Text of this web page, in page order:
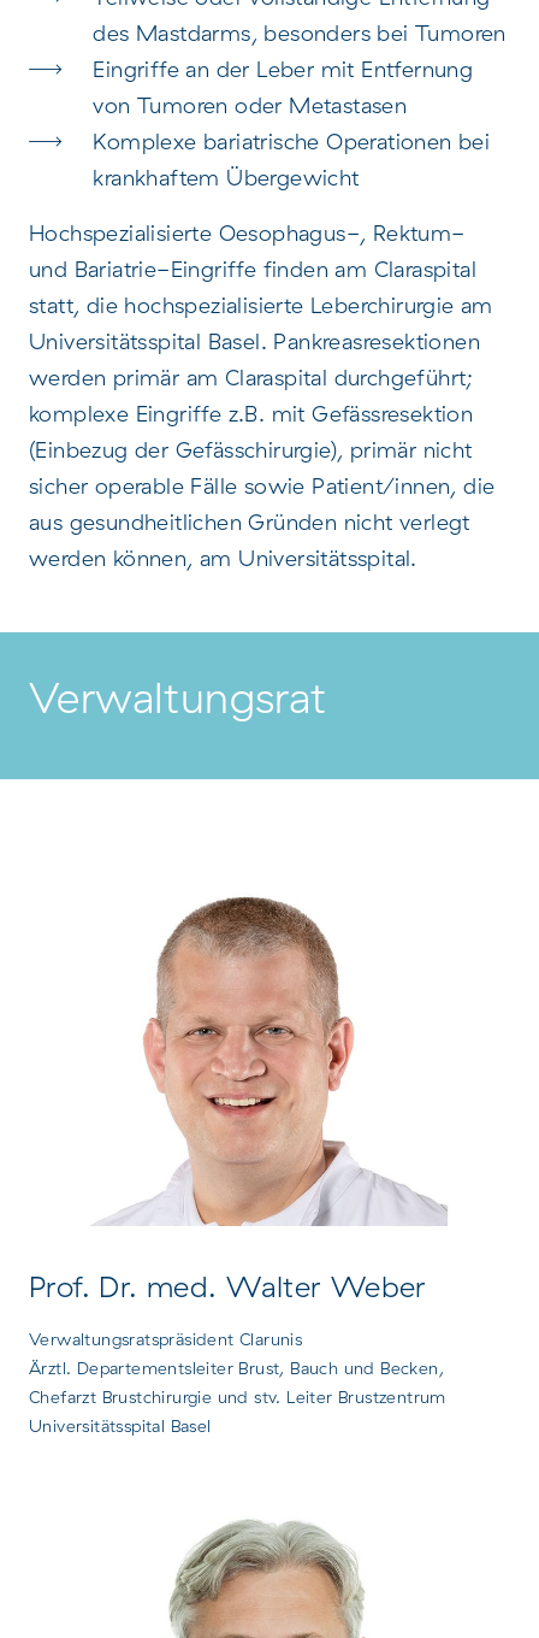
des Mastdarms, besonders bei Tumoren
Eingriffe an der Leber mit Entfernung
von Tumoren oder Metastasen
Komplexe bariatrische Operationen bei
krankhaftem Übergewicht
Hochspezialisierte Oesophagus-, Rektum-
und Bariatrie-Eingriffe finden am Claraspital
statt, die hochspezialisierte Leberchirurgie am
Universitätsspital Basel. Pankreasresektionen
werden primär am Claraspital durchgeführt;
komplexe Eingriffe z.B. mit Gefässresektion
(Einbezug der Gefässchirurgie), primär nicht
sicher operable Fälle sowie Patient/innen, die
aus gesundheitlichen Gründen nicht verlegt
werden können, am Universitätsspital.
Verwaltungsrat
Prof. Dr. med. Walter Weber
Verwaltungsratspräsident Clarunis
Ärztl. Departementsleiter Brust, Bauch und Becken,
Chefarzt Brustchirurgie und stv. Leiter Brustzentrum
Universitätsspital Basel